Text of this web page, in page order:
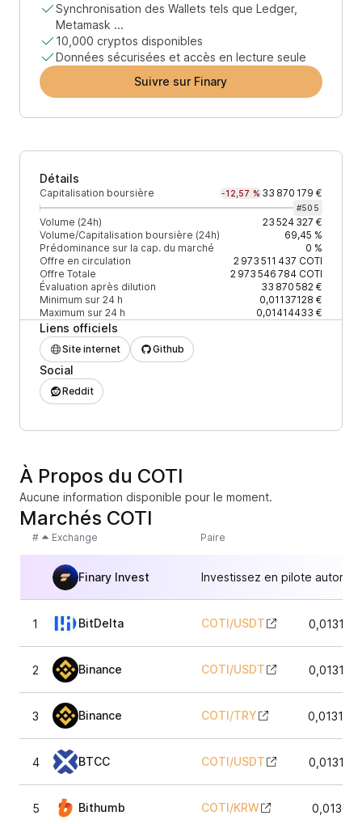
Synchronisation des Wallets tels que Ledger,
Metamask ...
10,000 cryptos disponibles
Données sécurisées et accès en lecture seule
Suivre sur Finary
Détails
Capitalisation boursière -12,57 % 33 870 179 €
#505
Volume (24h)
23 524 327 €
Volume/Capitalisation boursière (24h)
69,45 %
Prédominance sur la cap. du marché
0 %
Offre en circulation
2 973 511 437 COTI
Offre Totale
2 973 546 784COTI
Évaluation après dilution
33 870 582 €
Minimum sur 24 h
0,01137128 €
Maximum sur 24 h
0,01414433 €
Liens officiels
Site internet Github
Social
Reddit
À Propos du COTI
Aucune information disponible pour le moment.
Marchés COTI
# Exchange Paire
Finary Invest Investissez en pilote
1 BitDelta COTI/USDT
2 Binance COTI/USDT
3 Binance COTI/TRY
4 BTCC COTI/USDT
5 Bithumb COTI/KRW